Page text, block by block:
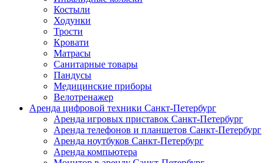
Костыли
Ходунки
Трости
Кровати
Матрасы
Санитарные товары
Пандусы
Медицинские приборы
Велотренажер
Аренда цифровой техники Санкт-Петербург
Аренда игровых приставок Санкт-Петербург
Аренда телефонов и планшетов Санкт-Петербург
Аренда ноутбуков Санкт-Петербург
Аренда компьютера